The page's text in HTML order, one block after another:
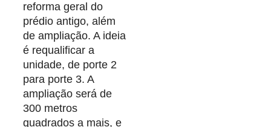
reforma geral do
prédio antigo, além
de ampliação. A ideia
é requalificar a
unidade, de porte 2
para porte 3. A
ampliação será de
300 metros
quadrados a mais, e